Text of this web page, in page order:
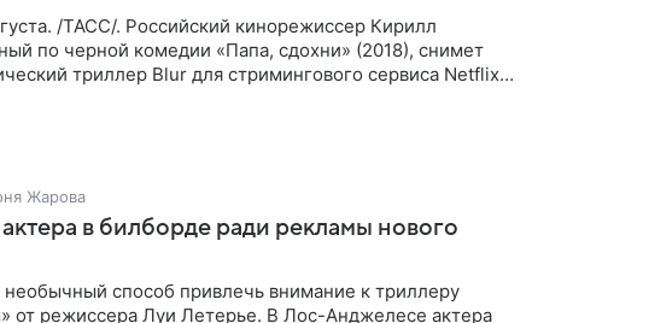
/ТАСС/. Российский кинорежиссер Кирилл
по черной комедии «Папа, сдохни» (2018), снимет
триллер Blur для стримингового сервиса Netflix.
Жарова
в билборде ради рекламы нового
способ привлечь внимание к триллеру
от режиссера Луи Летерье. В Лос-Анджелесе актера